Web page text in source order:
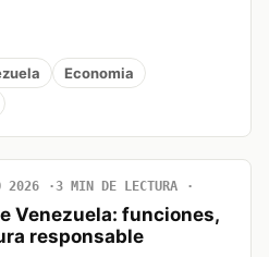
Economia
2026 3 MIN DE LECTURA
Venezuela: funciones,
responsable